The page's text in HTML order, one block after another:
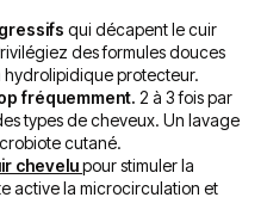
qui décapent le cuir
des formules douces
hydrolipidique protecteur.
fréquemment. 2 à 3 fois par
types de cheveux. Un lavage
cutané.
chevelupour stimuler la
active la microcirculation et